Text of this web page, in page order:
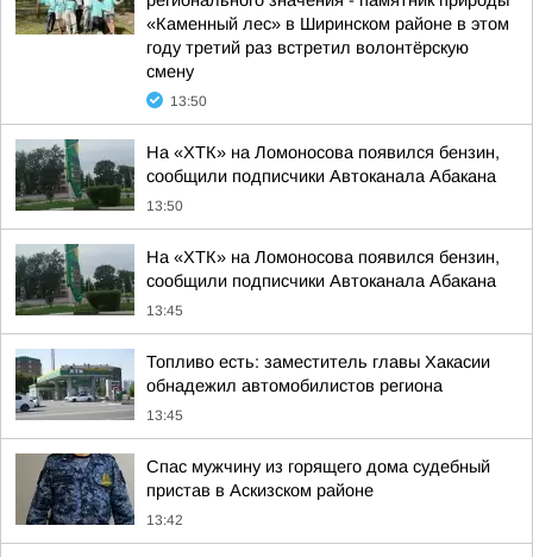
«Каменный лес» в Ширинском районе в этом
году третий раз встретил волонтёрскую
смену
13:50
На «ХТК» на Ломоносова появился бензин,
сообщили подписчики Автоканала Абакана
13:50
На «ХТК» на Ломоносова появился бензин,
сообщили подписчики Автоканала Абакана
13:45
Топливо есть: заместитель главы Хакасии
обнадежил автомобилистов региона
13:45
Спас мужчину из горящего дома судебный
пристав в Аскизском районе
13:42